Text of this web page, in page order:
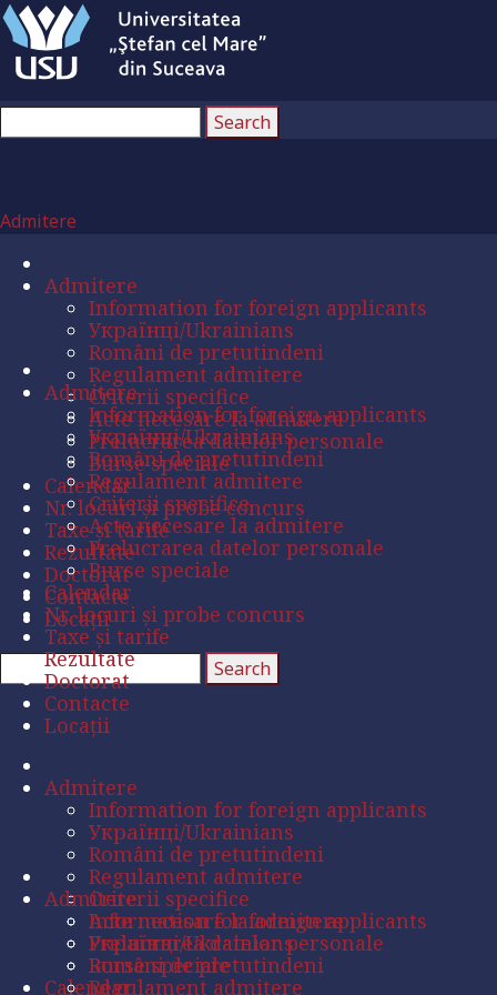
Admitere
Admitere
Information for foreign applicants
Українці/Ukrainians
Români de pretutindeni
Regulament admitere
Criterii specifice
Acte necesare la admitere
Prelucrarea datelor personale
Burse speciale
Calendar
Nr. locuri și probe concurs
Taxe și tarife
Rezultate
Doctorat
Contacte
Locații
Admitere
Information for foreign applicants
Українці/Ukrainians
Români de pretutindeni
Regulament admitere
Criterii specifice
Acte necesare la admitere
Prelucrarea datelor personale
Burse speciale
Calendar
Nr. locuri și probe concurs
Taxe și tarife
Rezultate
Doctorat
Contacte
Locații
Admitere
Information for foreign applicants
Українці/Ukrainians
Români de pretutindeni
Regulament admitere
Criterii specifice
Acte necesare la admitere
Prelucrarea datelor personale
Burse speciale
Calendar
Admitere
Information for foreign applicants
Українці/Ukrainians
Români de pretutindeni
Regulament admitere